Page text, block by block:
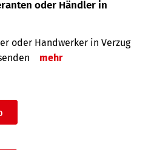
oder Händler in
oder Handwerker in Verzug
mehr